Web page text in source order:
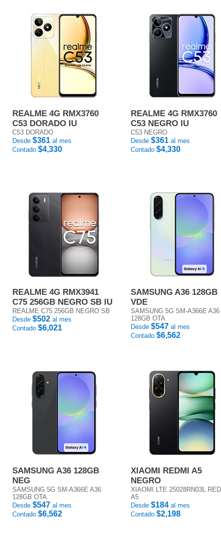
REALME 4G RMX3760
C53 DORADO IU
C53 DORADO
Desde $361 al mes
Contado $4,330
REALME 4G RMX3760
C53 NEGRO IU
C53 NEGRO
Desde $361 al mes
Contado $4,330
REALME 4G RMX3941
C75 256GB NEGRO SB IU
REALME C75 256GB NEGRO SB
Desde $502 al mes
Contado $6,021
SAMSUNG A36 128GB
VDE
SAMSUNG 5G SM-A366E A36
128GB OTA
Desde $547 al mes
Contado $6,562
SAMSUNG A36 128GB
NEG
SAMSUNG 5G SM-A366E A36
128GB OTA
Desde $547 al mes
Contado $6,562
XIAOMI REDMI A5
NEGRO
XIAOMI LTE 25028RN03L
A5
Desde $184 al mes
Contado $2,198